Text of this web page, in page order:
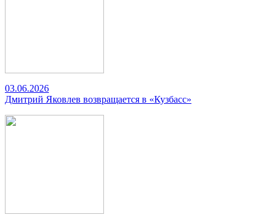
03.06.2026
Дмитрий Яковлев возвращается в «Кузбасс»